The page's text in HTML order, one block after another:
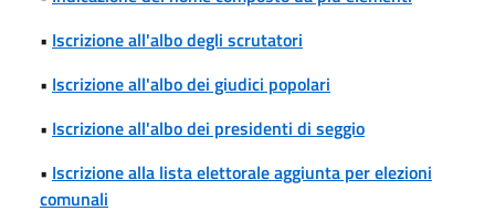
• Iscrizione all'albo degli scrutatori
• Iscrizione all'albo dei giudici popolari
• Iscrizione all'albo dei presidenti di seggio
• Iscrizione alla lista elettorale aggiunta per elezioni
comunali